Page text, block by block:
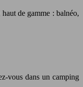
de gamme : balnéo,
vous dans un camping